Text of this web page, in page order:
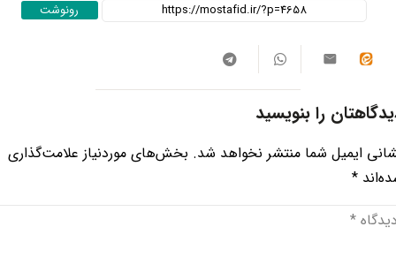
رونوشت
را بنویسید
ایمیل شما منتشر نخواهد شد. بخش‌های موردنیاز علامت‌گذاری
*